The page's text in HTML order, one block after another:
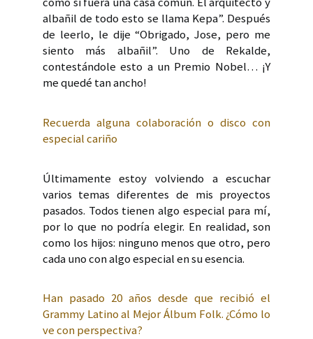
albañil de todo esto se llama Kepa”. Después
de leerlo, le dije “Obrigado, Jose, pero me
siento más albañil”. Uno de Rekalde,
contestándole esto a un Premio Nobel… ¡Y
me quedé tan ancho!
Recuerda alguna colaboración o disco con
especial cariño
Últimamente estoy volviendo a escuchar
varios temas diferentes de mis proyectos
pasados. Todos tienen algo especial para mí,
por lo que no podría elegir. En realidad, son
como los hijos: ninguno menos que otro, pero
cada uno con algo especial en su esencia.
Han pasado 20 años desde que recibió el
Grammy Latino al Mejor Álbum Folk. ¿Cómo lo
ve con perspectiva?